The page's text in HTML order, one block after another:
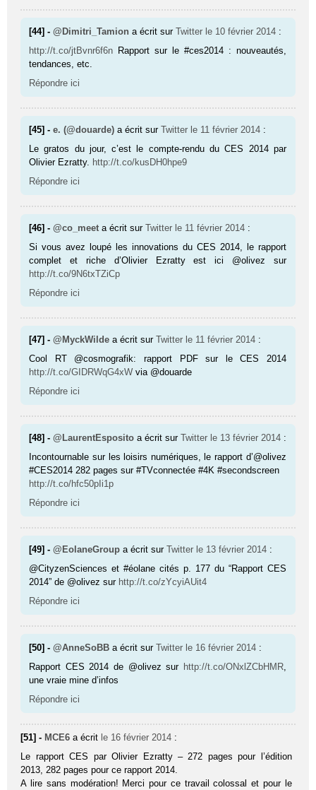
[44] -@Dimitri_Tamion a écrit surTwitter le 10 février 2014 :
http://t.co/jtBvnr6f6n Rapport sur le #ces2014 : nouveautés,
tendances, etc.
Répondre ici
[45] -e. (@douarde) a écrit surTwitter le 11 février 2014 :
Le gratos du jour, c’est le compte-rendu du CES 2014 par
Olivier Ezratty. http://t.co/kusDH0hpe9
Répondre ici
[46] -@co_meet a écrit surTwitter le 11 février 2014 :
Si vous avez loupé les innovations du CES 2014, le rapport
complet et riche d’Olivier Ezratty est ici @olivez sur
http://t.co/9N6txTZiCp
Répondre ici
[47] -@MyckWilde a écrit surTwitter le 11 février 2014 :
Cool RT @cosmografik: rapport PDF sur le CES 2014
http://t.co/GIDRWqG4xW via @douarde
Répondre ici
[48] -@LaurentEsposito a écrit surTwitter le 13 février 2014 :
Incontournable sur les loisirs numériques, le rapport d’@olivez
#CES2014 282 pages sur #TVconnectée #4K #secondscreen
http://t.co/hfc50pIi1p
Répondre ici
[49] -@EolaneGroup a écrit surTwitter le 13 février 2014 :
@CityzenSciences et #éolane cités p. 177 du “Rapport CES
2014” de @olivez sur http://t.co/zYcyiAUit4
Répondre ici
[50] -@AnneSoBB a écrit surTwitter le 16 février 2014 :
Rapport CES 2014 de @olivez sur http://t.co/ONxlZCbHMR,
une vraie mine d’infos
Répondre ici
[51] - MCE6 a écrit le 16 février 2014 :
Le rapport CES par Olivier Ezratty – 272 pages pour l’édition
2013, 282 pages pour ce rapport 2014.
A lire sans modération! Merci pour ce travail colossal et pour le